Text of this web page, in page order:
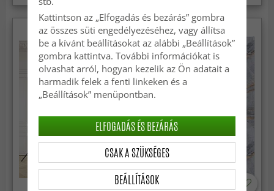
Kattintson az „Elfogadás és bezárás” gombra
az összes süti engedélyezéséhez, vagy állítsa
be a kívánt beállításokat az alábbi „Beállítások”
gombra kattintva. További információkat is
olvashat arról, hogyan kezelik az Ön adatait a
harmadik felek a fenti linkeken és a
„Beállítások” menüpontban.
BEÁLLÍTÁSOK
CSAK A SZÜKSÉGES
ELFOGADÁS ÉS BEZÁRÁS